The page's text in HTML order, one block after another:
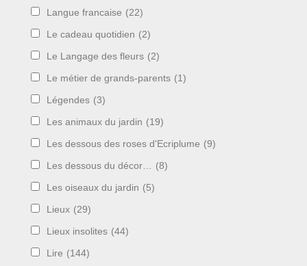
Langue francaise (22)
Le cadeau quotidien (2)
Le Langage des fleurs (2)
Le métier de grands-parents (1)
Légendes (3)
Les animaux du jardin (19)
Les dessous des roses d'Ecriplume (9)
Les dessous du décor… (8)
Les oiseaux du jardin (5)
Lieux (29)
Lieux insolites (44)
Lire (144)